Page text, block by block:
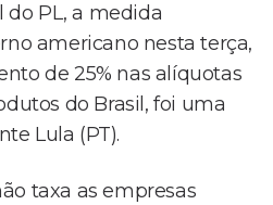
do PL, a medida
americano nesta terça,
de 25% nas alíquotas
do Brasil, foi uma
Lula (PT).
taxa as empresas